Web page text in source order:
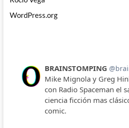
WordPress.org